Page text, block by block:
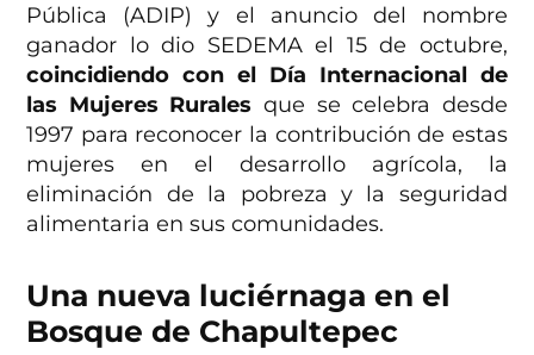
Pública (ADIP) y el anuncio del nombre
ganador lo dio SEDEMA el 15 de octubre,
coincidiendo con el Día Internacional de
las Mujeres Rurales que se celebra desde
1997 para reconocer la contribución de estas
mujeres en el desarrollo agrícola, la
eliminación de la pobreza y la seguridad
alimentaria en sus comunidades.
Una nueva luciérnaga en el
Bosque de Chapultepec